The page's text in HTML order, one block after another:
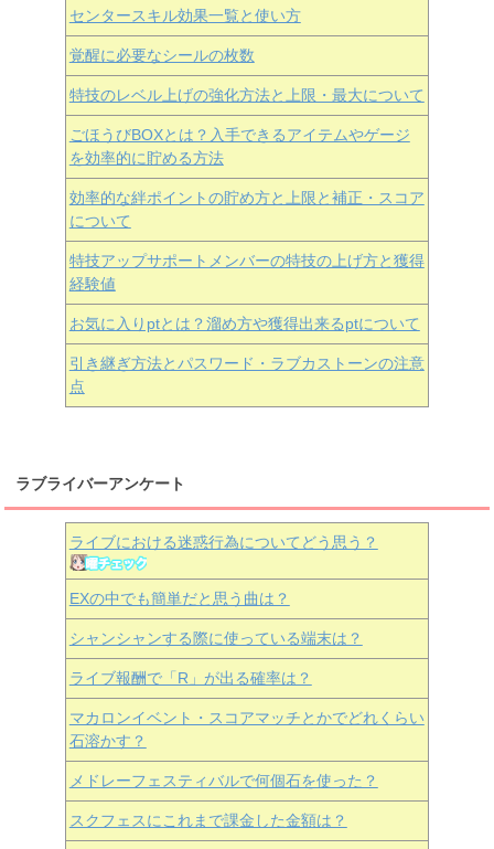
センタースキル効果一覧と使い方
覚醒に必要なシールの枚数
特技のレベル上げの強化方法と上限・最大について
ごほうびBOXとは？入手できるアイテムやゲージ
を効率的に貯める方法
効率的な絆ポイントの貯め方と上限と補正・スコア
について
特技アップサポートメンバーの特技の上げ方と獲得
経験値
お気に入りptとは？溜め方や獲得出来るptについて
引き継ぎ方法とパスワード・ラブカストーンの注意
点
ラブライバーアンケート
ライブにおける迷惑行為についてどう思う？
EXの中でも簡単だと思う曲は？
シャンシャンする際に使っている端末は？
ライブ報酬で「R」が出る確率は？
マカロンイベント・スコアマッチとかでどれくらい
石溶かす？
メドレーフェスティバルで何個石を使った？
スクフェスにこれまで課金した金額は？